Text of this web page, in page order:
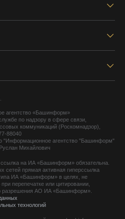
агентство «Башинформ»
по надзору в сфере связи,
коммуникаций (Роскомнадзор),
88040
"Информационное агентство "Башинформ"
Михайлович
на ИА «Башинформ» обязательна.
сетей прямая активная гиперссылка
ИА «Башинформ» в целях, не
перепечатке или цитировании,
разрешения АО ИА «Башинформ».
технологий